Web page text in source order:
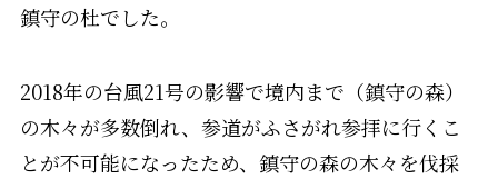
鎮守の杜でした。
2018年の台風21号の影響で境内まで（鎮守の森）
の木々が多数倒れ、参道がふさがれ参拝に行くこ
とが不可能になったため、鎮守の森の木々を伐採